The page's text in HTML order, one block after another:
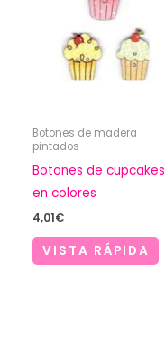
Botones de madera
pintados
Botones de cupcakes
en colores
4,01€
VISTA RÁPIDA